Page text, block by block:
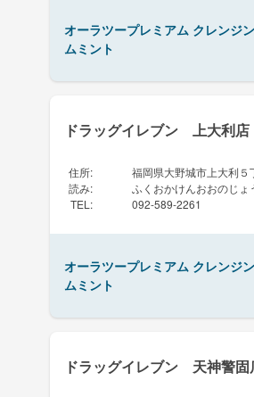
オーラツープレミアム クレンジ
ムミント
ドラッグイレブン 上大利店
住所:
福岡県大野城市上大利５
読み:
ふくおかけんおおのじょ
TEL : 092-589-2261
オーラツープレミアム クレンジ
ムミント
ドラッグイレブン 天神警固